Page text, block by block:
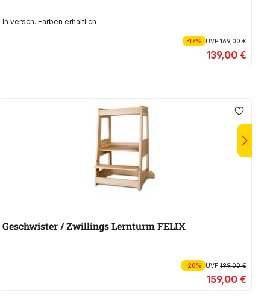
In versch. Farben erhältlich
-17% UVP 169,00 €
139,00 €
Geschwister / Zwillings Lernturm FELIX
-20% UVP 199,00 €
159,00 €